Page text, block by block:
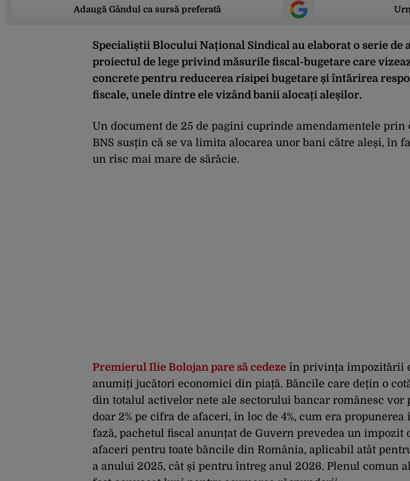
Adaugă Gândul ca sursă preferată
Specialiștii Blocului Național Sindical au elaborat o serie de
proiectul de lege privind măsurile fiscal-bugetare care
concrete pentru reducerea risipei bugetare și întărirea
fiscale, unele dintre ele vizând banii alocați aleșilor.
Un document de 25 de pagini cuprinde amendamentele prin
BNS susțin că se va limita alocarea unor bani către aleși, în
un risc mai mare de sărăcie.
Premierul Ilie Bolojan pare să cedeze în privința impozitării
anumiți jucători economici din piață. Băncile care dețin o
din totalul activelor nete ale sectorului bancar românesc vor
doar 2% pe cifra de afaceri, în loc de 4%, cum era
fază, pachetul fiscal anunțat de Guvern prevedea un impozit
afaceri pentru toate băncile din România, aplicabil atât
a anului 2025, cât și pentru întreg anul 2026. Plenul comun